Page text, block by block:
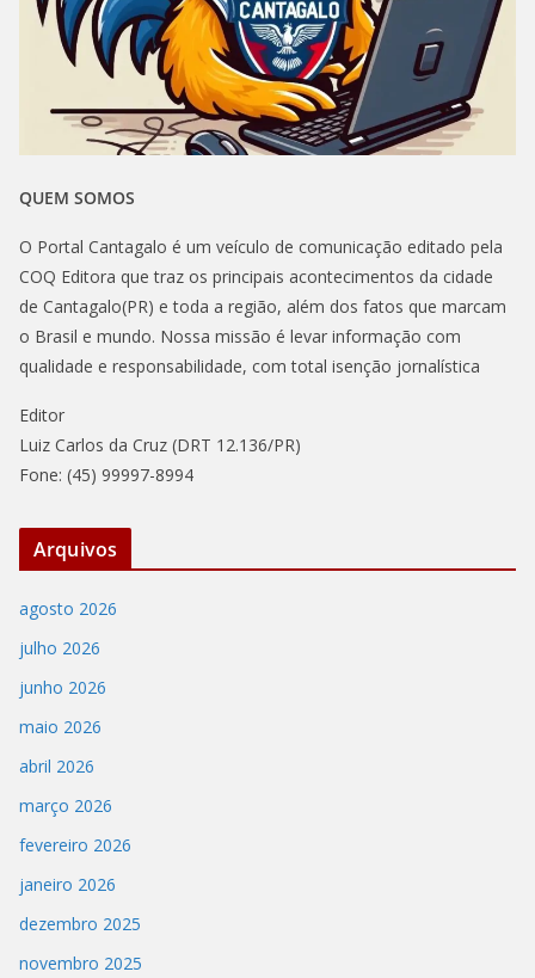
QUEM SOMOS
O Portal Cantagalo é um veículo de comunicação editado pela
COQ Editora que traz os principais acontecimentos da cidade
de Cantagalo(PR) e toda a região, além dos fatos que marcam
o Brasil e mundo. Nossa missão é levar informação com
qualidade e responsabilidade, com total isenção jornalística
Editor
Luiz Carlos da Cruz (DRT 12.136/PR)
Fone: (45) 99997-8994
Arquivos
agosto 2026
julho 2026
junho 2026
maio 2026
abril 2026
março 2026
fevereiro 2026
janeiro 2026
dezembro 2025
novembro 2025